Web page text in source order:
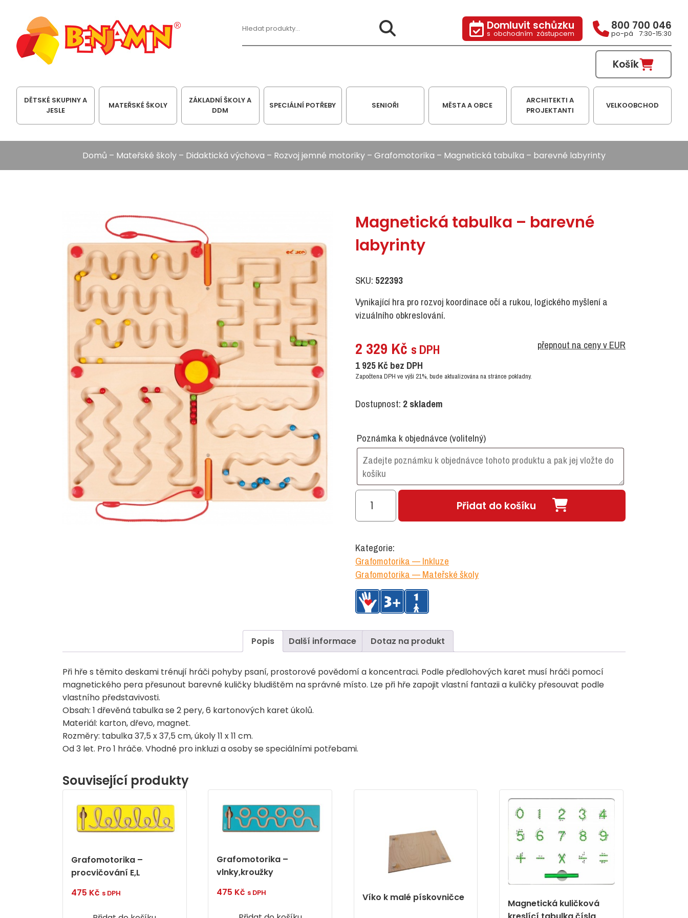
Domluvit schůzku
s obchodním zástupcem
800 700 046
po-pá 7:30-15:30
Hledat:
Košík
DĚTSKÉ SKUPINY A
JESLE
MATEŘSKÉ ŠKOLY
ZÁKLADNÍ ŠKOLY A
DDM
SPECIÁLNÍ POTŘEBY SENIOŘI MĚSTA A OBCE
ARCHITEKTI A
PROJEKTANTI
VELKOOBCHOD
Domů – Mateřské školy – Didaktická výchova – Rozvoj jemné motoriky – Grafomotorika – Magnetická tabulka – barevné labyrinty
Magnetická tabulka – barevné
labyrinty
SKU: 522393
Vynikající hra pro rozvoj koordinace očí a rukou, logického myšlení a
vizuálního obkreslování.
2 329 Kč s DPH
přepnout na ceny v EUR
1 925Kč bez DPH
Započtena DPH ve výši 21%, bude aktualizována na stránce pokladny.
Dostupnost: 2 skladem
Poznámka k objednávce (volitelný)
Magnetická
tabulka
barevné
labyrinty
množství
Přidat do košíku
Kategorie:
Grafomotorika — Inkluze
Grafomotorika — Mateřské školy
Popis Další informace Dotaz na produkt
Při hře s těmito deskami trénují hráči pohyby psaní, prostorové povědomí a koncentraci. Podle předlohových karet musí hráči pomocí
magnetického pera přesunout barevné kuličky bludištěm na správné místo. Lze při hře zapojit vlastní fantazii a kuličky přesouvat podle
vlastního představivosti.
Obsah: 1 dřevěná tabulka se 2 pery, 6 kartonových karet úkolů.
Materiál: karton, dřevo, magnet.
Rozměry: tabulka 37,5 x 37,5 cm, úkoly 11 x 11 cm.
Od 3 let. Pro 1 hráče. Vhodné pro inkluzi a osoby se speciálními potřebami.
Související produkty
Grafomotorika –
procvičování E,L
475 Kč s DPH
Grafomotorika –
vlnky,kroužky
475 Kč s DPH Víko k malé pískovničce
Magnetická kuličková